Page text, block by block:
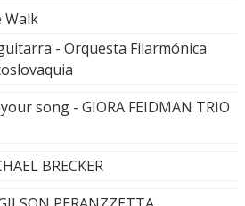
Walk
- Orquesta Filarmónica
song - GIORA FEIDMAN TRIO
BRECKER